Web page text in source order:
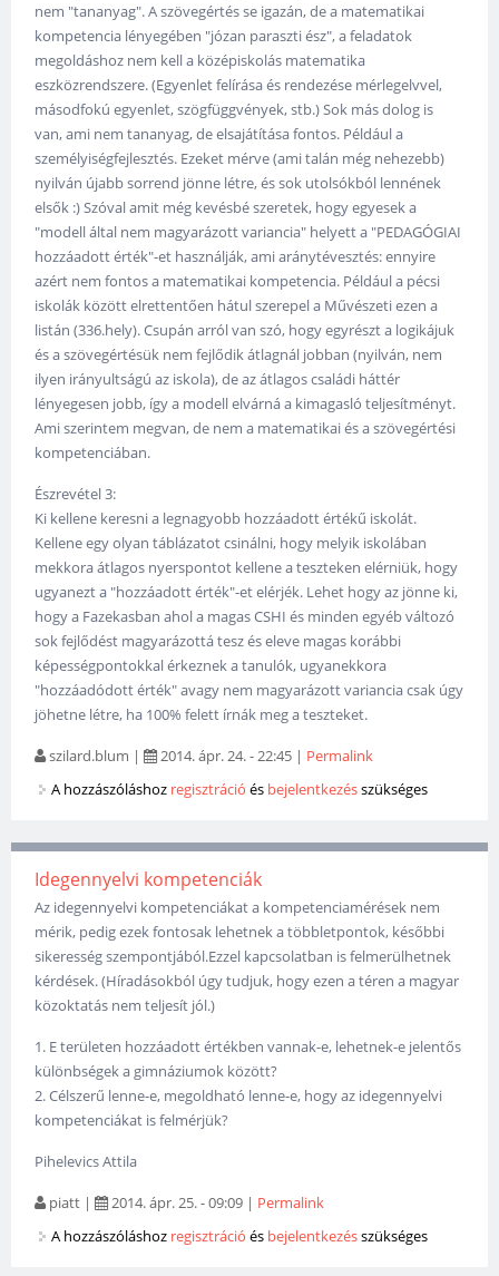
nem "tananyag". A szövegértés se igazán, de a matematikai
kompetencia lényegében "józan paraszti ész", a feladatok
megoldáshoz nem kell a középiskolás matematika
eszközrendszere. (Egyenlet felírása és rendezése mérlegelvvel,
másodfokú egyenlet, szögfüggvények, stb.) Sok más dolog is
van, ami nem tananyag, de elsajátítása fontos. Például a
személyiségfejlesztés. Ezeket mérve (ami talán még nehezebb)
nyilván újabb sorrend jönne létre, és sok utolsókból lennének
elsők :) Szóval amit még kevésbé szeretek, hogy egyesek a
"modell által nem magyarázott variancia" helyett a "PEDAGÓGIAI
hozzáadott érték"-et használják, ami aránytévesztés: ennyire
azért nem fontos a matematikai kompetencia. Például a pécsi
iskolák között elrettentően hátul szerepel a Művészeti ezen a
listán (336.hely). Csupán arról van szó, hogy egyrészt a logikájuk
és a szövegértésük nem fejlődik átlagnál jobban (nyilván, nem
ilyen irányultságú az iskola), de az átlagos családi háttér
lényegesen jobb, így a modell elvárná a kimagasló teljesítményt.
Ami szerintem megvan, de nem a matematikai és a szövegértési
kompetenciában.
Észrevétel 3:
Ki kellene keresni a legnagyobb hozzáadott értékű iskolát.
Kellene egy olyan táblázatot csinálni, hogy melyik iskolában
mekkora átlagos nyerspontot kellene a teszteken elérniük, hogy
ugyanezt a "hozzáadott érték"-et elérjék. Lehet hogy az jönne ki,
hogy a Fazekasban ahol a magas CSHI és minden egyéb változó
sok fejlődést magyarázottá tesz és eleve magas korábbi
képességpontokkal érkeznek a tanulók, ugyanekkora
"hozzáadódott érték" avagy nem magyarázott variancia csak úgy
jöhetne létre, ha 100% felett írnák meg a teszteket.
szilard.blum | 2014. ápr. 24. - 22:45 | Permalink
A hozzászóláshoz regisztráció és bejelentkezésszükséges
Idegennyelvi kompetenciák
Az idegennyelvi kompetenciákat a kompetenciamérések nem
mérik, pedig ezek fontosak lehetnek a többletpontok, későbbi
sikeresség szempontjából.Ezzel kapcsolatban is felmerülhetnek
kérdések. (Híradásokból úgy tudjuk, hogy ezen a téren a magyar
közoktatás nem teljesít jól.)
1. E területen hozzáadott értékben vannak-e, lehetnek-e jelentős
különbségek a gimnáziumok között?
2. Célszerű lenne-e, megoldható lenne-e, hogy az idegennyelvi
kompetenciákat is felmérjük?
Pihelevics Attila
piatt | 2014. ápr. 25. - 09:09 | Permalink
A hozzászóláshoz regisztráció és bejelentkezésszükséges